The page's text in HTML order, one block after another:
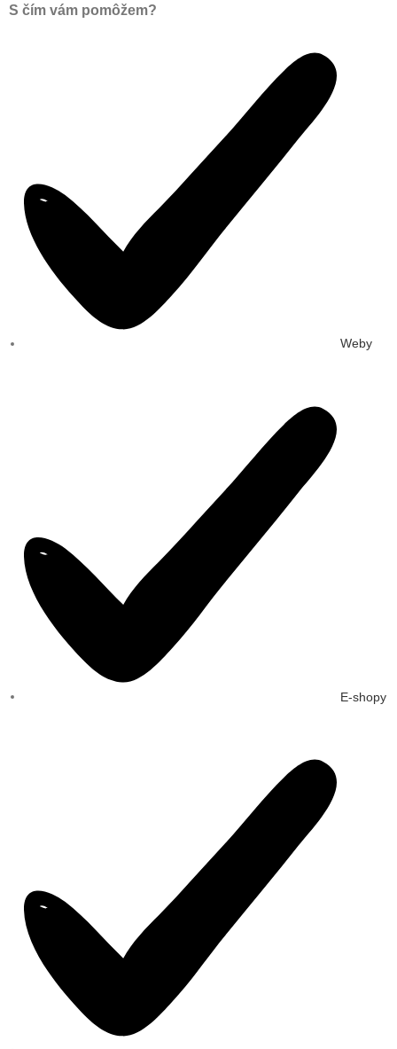
S čím vám pomôžem?
Weby
E-shopy